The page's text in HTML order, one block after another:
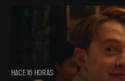
HACE 16 HORAS